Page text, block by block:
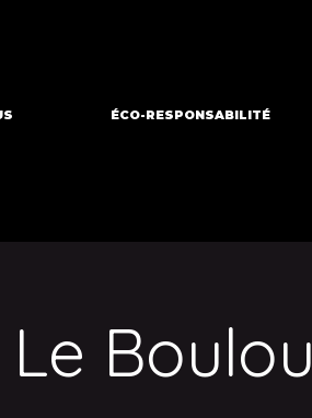
ÉCO-RESPONSABILITÉ
Boulou